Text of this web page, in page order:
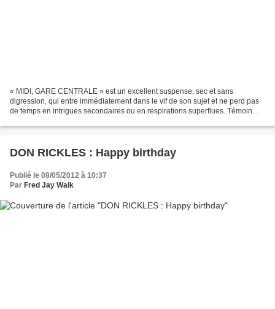
« MIDI, GARE CENTRALE » est un excellent suspense, sec et sans
digression, qui entre immédiatement dans le vif de son sujet et ne perd pas
de temps en intrigues secondaires ou en respirations superflues. Témoin
DON RICKLES : Happy birthday
Publié le 08/05/2012 à 10:37
Par Fred Jay Walk